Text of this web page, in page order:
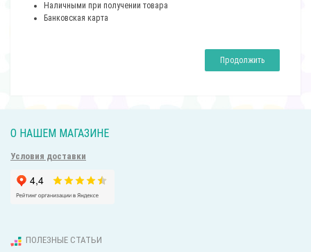
Наличными при получении товара
Банковская карта
Продолжить
О НАШЕМ МАГАЗИНЕ
Условия доставки
ПОЛЕЗНЫЕ СТАТЬИ